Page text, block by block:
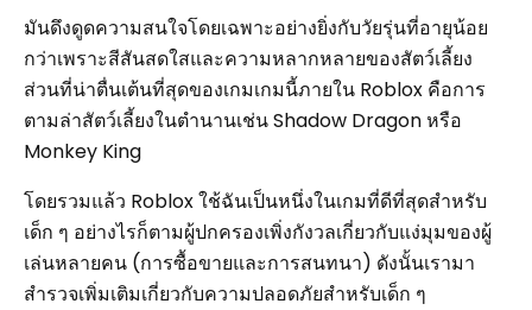
มันดึงดูดความสนใจโดยเฉพาะอย่างยิ่งกับวัยรุ่นที่อายุน้อย
กว่าเพราะสีสันสดใสและความหลากหลายของสัตว์เลี้ยง
ส่วนที่น่าตื่นเต้นที่สุดของเกมเกมนี้ภายใน Roblox คือการ
ตามล่าสัตว์เลี้ยงในตำนานเช่น Shadow Dragon หรือ
Monkey King
โดยรวมแล้ว Roblox ใช้ฉันเป็นหนึ่งในเกมที่ดีที่สุดสำหรับ
เด็ก ๆ อย่างไรก็ตามผู้ปกครองเพิ่งกังวลเกี่ยวกับแง่มุมของผู้
เล่นหลายคน (การซื้อขายและการสนทนา) ดังนั้นเรามา
สำรวจเพิ่มเติมเกี่ยวกับความปลอดภัยสำหรับเด็ก ๆ